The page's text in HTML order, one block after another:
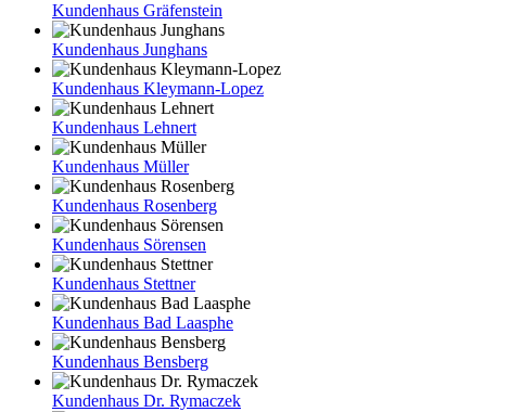
Kundenhaus Gräfenstein
Kundenhaus Junghans
Kundenhaus Kleymann-Lopez
Kundenhaus Lehnert
Kundenhaus Müller
Kundenhaus Rosenberg
Kundenhaus Sörensen
Kundenhaus Stettner
Kundenhaus Bad Laasphe
Kundenhaus Bensberg
Kundenhaus Dr. Rymaczek